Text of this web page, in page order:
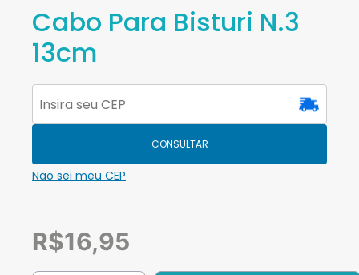
Cabo Para Bisturi N.3
13cm
CONSULTAR
Não sei meu CEP
R$16,95